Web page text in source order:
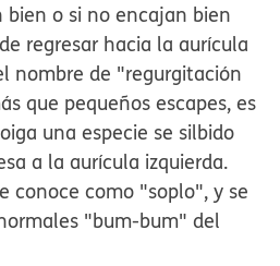
bien o si no encajan bien
regresar hacia la aurícula
nombre de "regurgitación
que pequeños escapes, es
una especie se silbido
a la aurícula izquierda.
conoce como "soplo", y se
"bum-bum" del